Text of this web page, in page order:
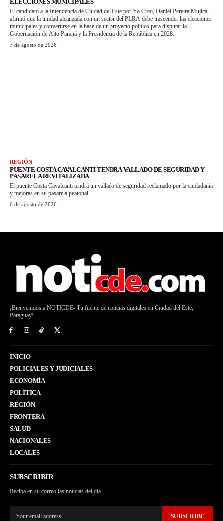
ELECCIONES MUNICIPALES
El candidato a la Intendencia de Ciudad del Este por Yo Creo, Daniel Pereira Mujica,
afirmó que la unidad alcanzada con un sector del PLRA debe trascender las elecciones
municipales y convertirse en la base de un proyecto político para disputar la
Gobernación de Alto Paraná y la Presidencia de la República en 2028.
7 de agosto de 2026
REGIÓN
PUENTE COSTA CAVALCANTI TENDRÁ VALLADO DE SEGURIDAD Y
PASARELA REVITALIZADA
El puente Costa Cavalcanti tendrá un vallado de seguridad reclamado por la ciudadanía
y mejoras en su pasarela peatonal.
6 de agosto de 2026
¡Bienvenidos a NOTICDE- Tu fuente de noticias digitales en Ciudad del Este,
Paraguay!.
INICIO
POLICIALES Y JUDICIALES
ECONOMÍA
POLÍTICA
REGIÓN
FRONTERA
SALUD
NACIONALES
LOCALES
SUBSCRIBIR
Reciba en su correo las noticias del día.
SUBSCRIBE